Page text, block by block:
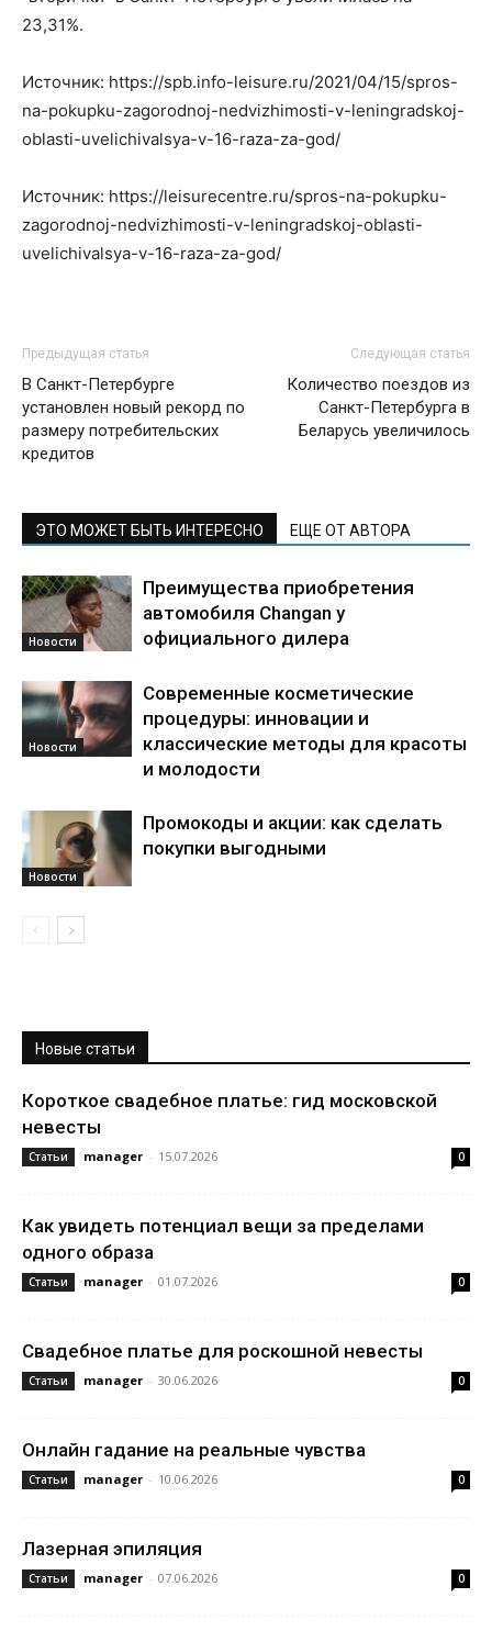
23,31%.
Источник: https://spb.info-leisure.ru/2021/04/15/spros-
na-pokupku-zagorodnoj-nedvizhimosti-v-leningradskoj-
oblasti-uvelichivalsya-v-16-raza-za-god/
Источник: https://leisurecentre.ru/spros-na-pokupku-
zagorodnoj-nedvizhimosti-v-leningradskoj-oblasti-
uvelichivalsya-v-16-raza-za-god/
Предыдущая статья
В Санкт-Петербурге
установлен новый рекорд по
размеру потребительских
кредитов
Следующая статья
Количество поездов из
Санкт-Петербурга в
Беларусь увеличилось
ЭТО МОЖЕТ БЫТЬ ИНТЕРЕСНО ЕЩЕ ОТ АВТОРА
Новости
Преимущества приобретения
автомобиля Changan у
официального дилера
Новости
Современные косметические
процедуры: инновации и
классические методы для красоты
и молодости
Новости
Промокоды и акции: как сделать
покупки выгодными
Новые статьи
Короткое свадебное платье: гид московской
невесты
Статьи manager - 15.07.2026 0
Как увидеть потенциал вещи за пределами
одного образа
Статьи manager - 01.07.2026 0
Свадебное платье для роскошной невесты
Статьи manager - 30.06.2026 0
Онлайн гадание на реальные чувства
Статьи manager - 10.06.2026 0
Лазерная эпиляция
Статьи manager - 07.06.2026 0